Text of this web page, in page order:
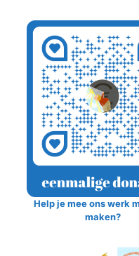
Help je mee ons werk
maken?